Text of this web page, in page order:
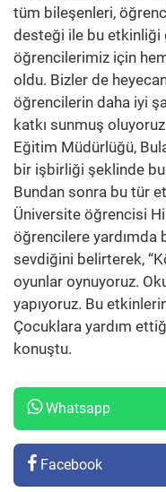
tüm bileşenleri,
desteği ile bu etkinliği
öğrencilerimiz için
oldu. Bizler de
öğrencilerin daha iyi
katkı sunmuş
Eğitim Müdürlüğü,
bir işbirliği şeklinde
Bundan sonra bu tür
Üniversite öğrencisi
öğrencilere yardımda
sevdiğini belirterek,
oyunlar oynuyoruz.
yapıyoruz. Bu
Çocuklara yardım
konuştu.
Whatsapp
Facebook